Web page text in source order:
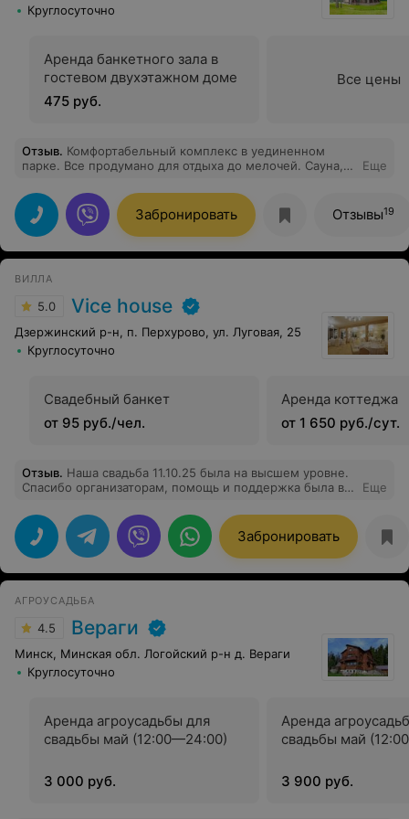
Круглосуточно
Аренда банкетного зала в
гостевом двухэтажном доме
475 руб.
Все цены
Отзыв. Комфортабельный комплекс в уединенном
парке. Все продумано для отдыха до мелочей. Сауна,
что бы отдых был полноценным. Не ожидали от наших
белорусских друзей такого шика.
Еще
Забронировать Отзывы19
ВИЛЛА
5.0 Vice house
Дзержинский р-н, п. Перхурово, ул. Луговая, 25
Круглосуточно
Свадебный банкет
от 95 руб./чел.
Аренда коттеджа
от 1 650 руб./сут.
Отзыв. Наша свадьба 11.10.25 была на высшем уровне.
Спасибо организаторам, помощь и поддержка была во
Еще
Забронировать
АГРОУСАДЬБА
4.5 Вераги
Минск, Минская обл. Логойский р-н д. Вераги
Круглосуточно
Аренда агроусадьбы для
свадьбы май (12:00—24:00)
3 000 руб.
Аренда
свадьбы май
3 900 руб.